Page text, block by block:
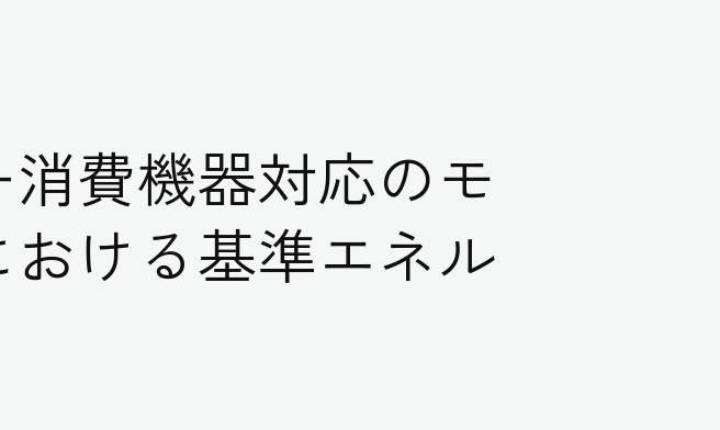
費機器対応のモ
ける基準エネル